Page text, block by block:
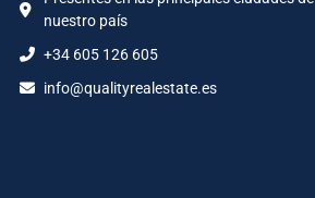
nuestro país
+34 605 126 605
info@qualityrealestate.es